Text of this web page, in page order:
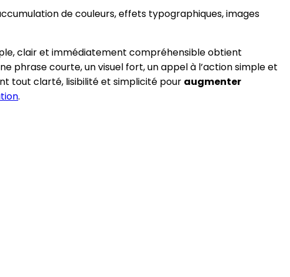
de couleurs, effets typographiques, images
clair et immédiatement compréhensible obtient
phrase courte, un visuel fort, un appel à l’action simple et
tout clarté, lisibilité et simplicité pour augmenter
.